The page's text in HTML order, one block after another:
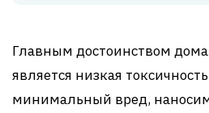
Главным достоинством
является низкая
минимальный вред,